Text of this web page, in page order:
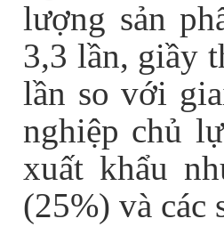
lượng sản
3,3 lần, giầy
lần so với
nghiệp chủ
xuất khẩu
(25%) và các